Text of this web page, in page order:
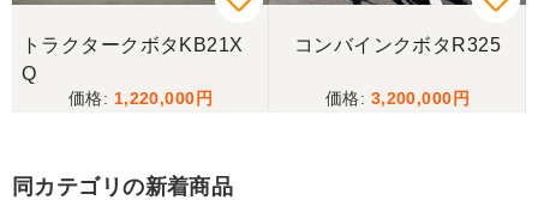
トラクタークボタKB21X
Q
1,220,000
コンバインクボタR325
3,200,000
同カテゴリの新着商品